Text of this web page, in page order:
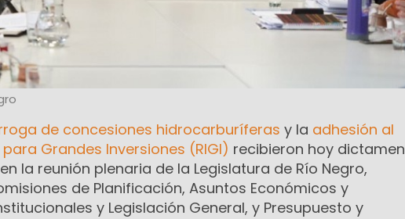
de concesiones hidrocarburíferas y la adhesión al
Grandes Inversiones (RIGI) recibieron hoy dictamen
la reunión plenaria de la Legislatura de Río Negro,
de Planificación, Asuntos Económicos y
y Legislación General, y Presupuesto y